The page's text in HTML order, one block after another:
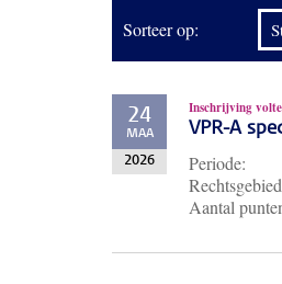
Sorteer op:
24
MAA
2026
Inschrijving
VPR-A
Periode:
Aantal